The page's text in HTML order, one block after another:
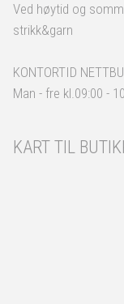
Ved høytid og
strikk&garn
KONTORTID
Man - fre kl.09:00 -
KART TIL